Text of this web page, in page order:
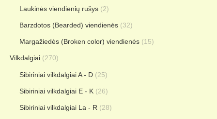
Laukinės viendienių rūšys (2)
Barzdotos (Bearded) viendienės (32)
Margažiedės (Broken color) viendienės (15)
Vilkdalgiai (270)
Sibiriniai vilkdalgiai A - D (25)
Sibiriniai vilkdalgiai E - K (26)
Sibiriniai vilkdalgiai La - R (28)